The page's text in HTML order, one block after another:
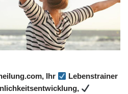
Ihr
Lebenstrainer